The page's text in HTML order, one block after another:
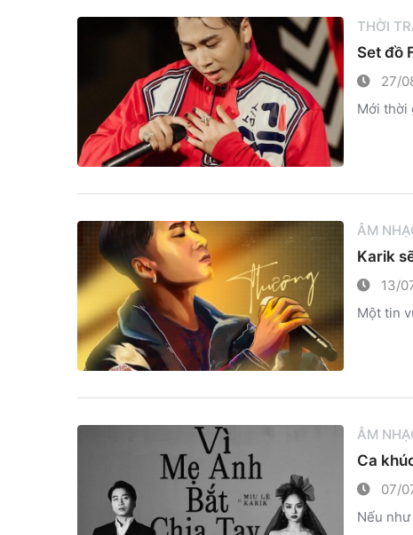
THỜI
Set đồ
27/
Mới thời
ÂM
Karik
13/
Một tin
ÂM
Ca
07/
Nếu